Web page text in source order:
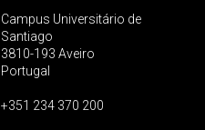
Campus Universitário de
Santiago
3810-193 Aveiro
Portugal
+351 234 370 200